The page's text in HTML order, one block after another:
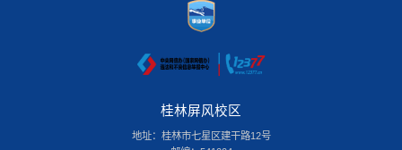
桂林屏风校区
地址：桂林市七星区建干路12号